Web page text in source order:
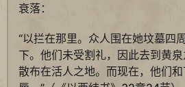
衰落：
“以拦在那里。众人围在她坟墓四
下。他们未受割礼，因此去到黄
散布在活人之地。而现在，他们